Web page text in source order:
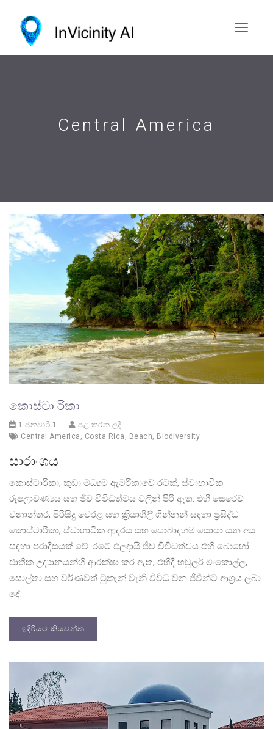
Central America
කොස්ටා රිකා
1 ජනවාරි 1
පළ කරන ලදී
Central America , Costa Rica , Beach, Biodiversity
සාරාංශය
කොස්ටාරිකා, කුඩා මධ්‍යම ඇමරිකාවේ රටක්, ස්වාභාවික
රූපලාවණ්‍යය සහ ජීව විවිධත්වය වලින් පිරී ඇත. එහි සෙරෙව්
වනාන්තර, පිරිසිදු වෙරළ සහ ක්‍රියාශීලී ගින්නන් සඳහා ප්‍රසිද්ධ
කොස්ටාරිකා, ස්වාභාවික ආදරය සහ සොබාදහම සොයා යන අය
සඳහා පරාදීසයක් වේ. රටේ ඵලදායී ජීව විවිධත්වය එහි බොහෝ
ජාතික උද්‍යානයන්හි ආරක්ෂා කර ඇත, එහිදී හවුලර් මංකොල්ල,
සොල්තා සහ වර්ණවත් ටුකෑන් වැනි විවිධ වන ජීවීන්ට ආශ්‍රය ලබා
දේ.
ඉදිරියට කියවන්න